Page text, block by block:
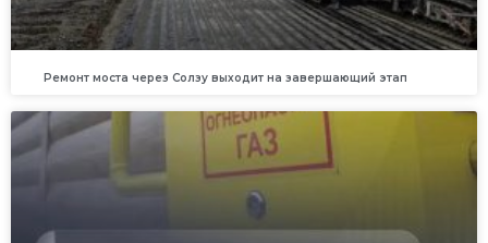
Ремонт моста через Солзу выходит на завершающий этап